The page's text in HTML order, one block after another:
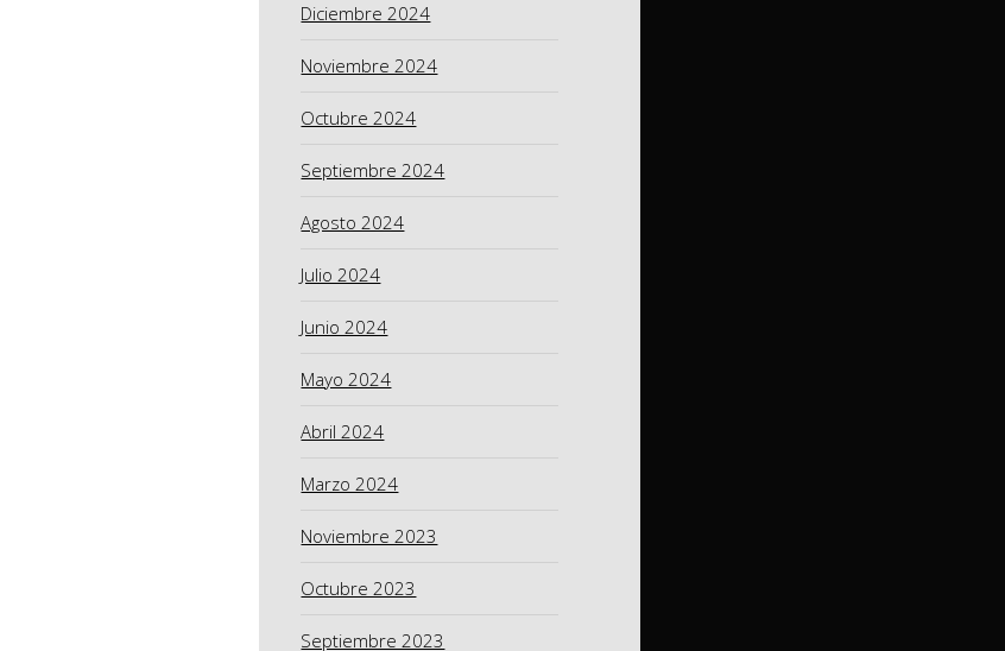
Diciembre 2024
Noviembre 2024
Octubre 2024
Septiembre 2024
Agosto 2024
Julio 2024
Junio 2024
Mayo 2024
Abril 2024
Marzo 2024
Noviembre 2023
Octubre 2023
Septiembre 2023